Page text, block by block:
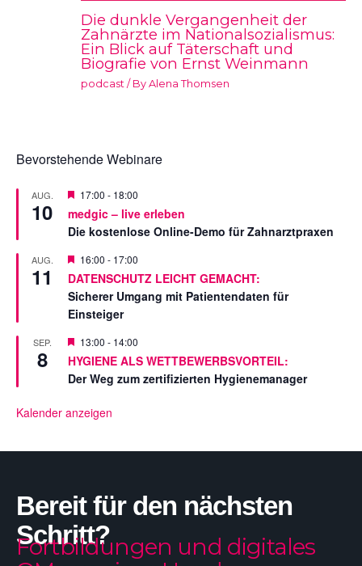
Die dunkle Vergangenheit der
Zahnärzte im Nationalsozialismus:
Ein Blick auf Täterschaft und
Biografie von Ernst Weinmann
podcast / By Alena Thomsen
Bevorstehende Webinare
AUG.
10
V
r
g
s
t
e
l
l
t
17:00 - 18:00
medgic – live erleben
Die kostenlose Online-Demo für Zahnarztpraxen
AUG.
11
V
o
r
g
e
s
e
l
l
t
16:00 - 17:00
DATENSCHUTZ LEICHT GEMACHT:
Sicherer Umgang mit Patientendaten für
Einsteiger
SEP.
8
V
o
r
g
t
13:00 - 14:00
HYGIENE ALS WETTBEWERBSVORTEIL:
Der Weg zum zertifizierten Hygienemanager
Kalender anzeigen
Bereit für den nächsten
Schritt?
Fortbildungen und digitales